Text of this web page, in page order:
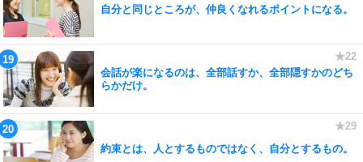
自分と同じところが、仲良くなれるポイントになる。
会話が楽になるのは、全部話すか、全部隠すかのどち
らかだけ。
約束とは、人とするものではなく、自分とするもの。